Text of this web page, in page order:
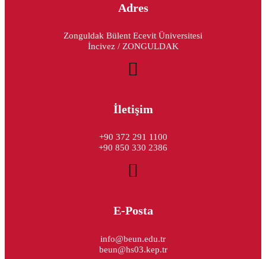
Adres
Zonguldak Bülent Ecevit Üniversitesi
İncivez / ZONGULDAK
İletişim
+90 372 291 1100
+90 850 330 2386
E-Posta
info@beun.edu.tr
beun@hs03.kep.tr